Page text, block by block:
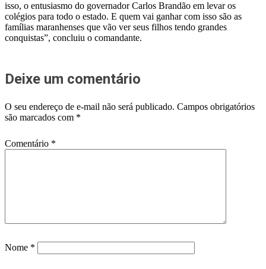
isso, o entusiasmo do governador Carlos Brandão em levar os
colégios para todo o estado. E quem vai ganhar com isso são as
famílias maranhenses que vão ver seus filhos tendo grandes
conquistas”, concluiu o comandante.
Deixe um comentário
O seu endereço de e-mail não será publicado. Campos obrigatórios
são marcados com *
Comentário *
Nome *